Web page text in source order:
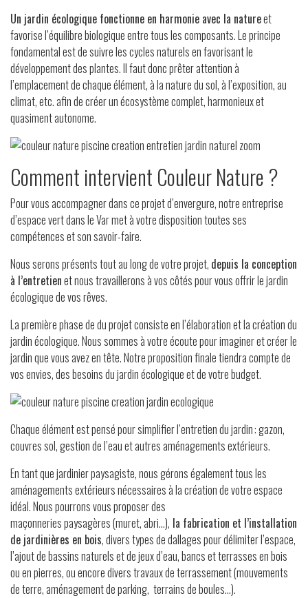
Un jardin écologique fonctionne en harmonie avec la natureet
favorise l’équilibre biologique entre tous les composants. Le principe
fondamental est de suivre les cycles naturels en favorisant le
développement des plantes. Il faut donc prêter attention à
l’emplacement de chaque élément, à la nature du sol, à l’exposition, au
climat, etc. afin de créer un écosystème complet, harmonieux et
quasiment autonome.
Comment intervient Couleur Nature ?
Pour vous accompagner dans ce projet d’envergure, notre entreprise
d’espace vert dans le Var met à votre disposition toutes ses
compétences et son savoir-faire.
Nous serons présents tout au long de votre projet, depuis la conception
à l’entretienet nous travaillerons à vos côtés pour vous offrir le jardin
écologique de vos rêves.
La première phase de du projet consiste en l’élaboration et la création du
jardin écologique. Nous sommes à votre écoute pour imaginer et créer le
jardin que vous avez en tête. Notre proposition finale tiendra compte de
vos envies, des besoins du jardin écologique et de votre budget.
Chaque élément est pensé pour simplifier l’entretien du jardin : gazon,
couvres sol, gestion de l’eau et autres aménagements extérieurs.
En tant que jardinier paysagiste, nous gérons également tous les
aménagements extérieurs nécessaires à la création de votre espace
idéal. Nous pourrons vous proposer des
maçonneries paysagères (muret, abri…), la fabrication et l’installation
de jardinières en bois, divers types de dallages pour délimiter l’espace,
l’ajout de bassins naturels et de jeux d’eau, bancs et terrasses en bois
ou en pierres, ou encore divers travaux de terrassement (mouvements
de terre, aménagement de parking, terrains de boules…).